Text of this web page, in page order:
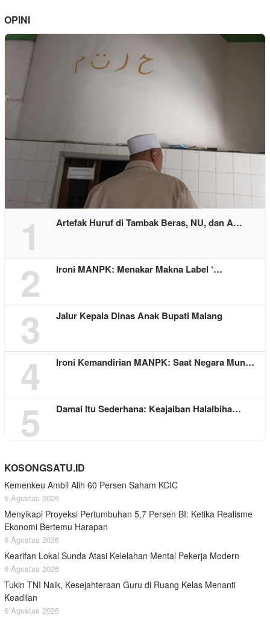
OPINI
1 Artefak Huruf di Tambak Beras, NU, dan A…
2 Ironi MANPK: Menakar Makna Label ‘…
3 Jalur Kepala Dinas Anak Bupati Malang
4 Ironi Kemandirian MANPK: Saat Negara Mun…
5 Damai Itu Sederhana: Keajaiban Halalbiha…
KOSONGSATU.ID
Kemenkeu Ambil Alih 60 Persen Saham KCIC
6 Agustus 2026
Menyikapi Proyeksi Pertumbuhan 5,7 Persen BI: Ketika Realisme
Ekonomi Bertemu Harapan
6 Agustus 2026
Kearifan Lokal Sunda Atasi Kelelahan Mental Pekerja Modern
6 Agustus 2026
Tukin TNI Naik, Kesejahteraan Guru di Ruang Kelas Menanti
Keadilan
6 Agustus 2026